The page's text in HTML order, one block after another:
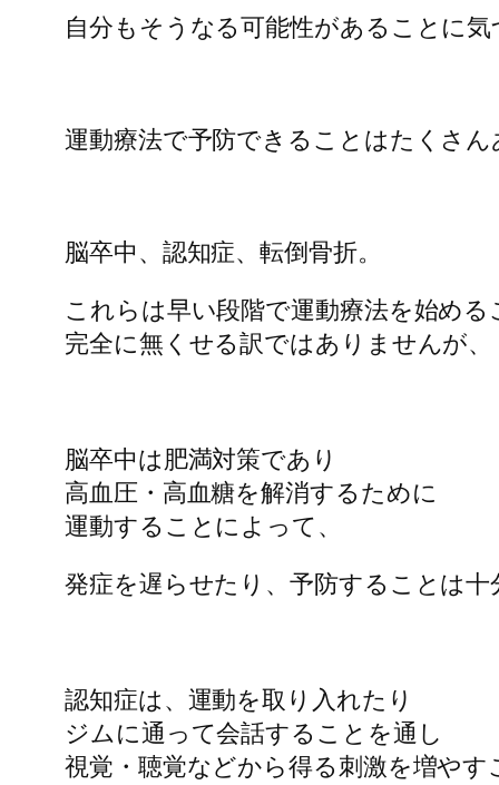
自分もそうなる可能性があることに
運動療法で予防できることはたくさ
脳卒中、認知症、転倒骨折。
これらは早い段階で運動療法を始め
完全に無くせる訳ではありませんが、
脳卒中は肥満対策であり
高血圧・高血糖を解消するために
運動することによって、
発症を遅らせたり、予防することは十
認知症は、運動を取り入れたり
ジムに通って会話することを通し
視覚・聴覚などから得る刺激を増やす